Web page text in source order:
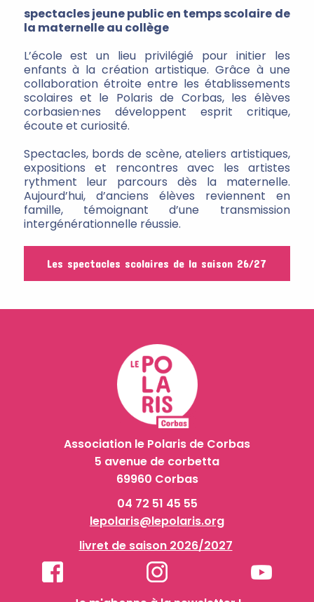
spectacles jeune public en temps scolaire de
la maternelle au collège
L’école est un lieu privilégié pour initier les
enfants à la création artistique. Grâce à une
collaboration étroite entre les établissements
scolaires et le Polaris de Corbas, les élèves
corbasien·nes développent esprit critique,
écoute et curiosité.
Spectacles, bords de scène, ateliers artistiques,
expositions et rencontres avec les artistes
rythment leur parcours dès la maternelle.
Aujourd’hui, d’anciens élèves reviennent en
famille, témoignant d’une transmission
intergénérationnelle réussie.
Les spectacles scolaires de la saison 26/27
Association le Polaris de Corbas
5 avenue de corbetta
69960 Corbas
04 72 51 45 55
lepolaris@lepolaris.org
livret de saison 2026/2027